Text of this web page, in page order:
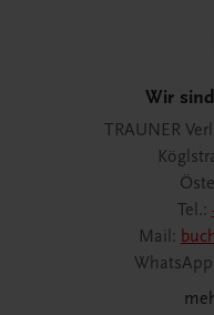
Wir
TRAUNER
Tel.:
Mail: